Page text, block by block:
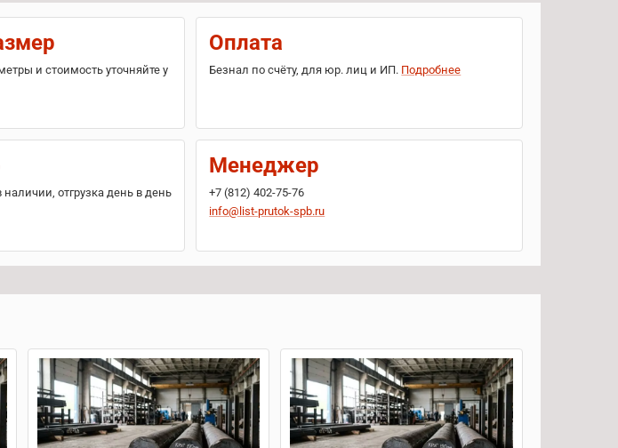
и стоимость уточняйте у
Оплата
Безнал по счёту, для юр. лиц и ИП. Подробнее
отгрузка день в день
Менеджер
+7 (812) 402-75-76
info@list-prutok-spb.ru